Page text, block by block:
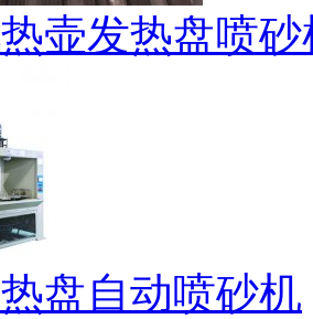
壶发热盘喷砂
盘自动喷砂机